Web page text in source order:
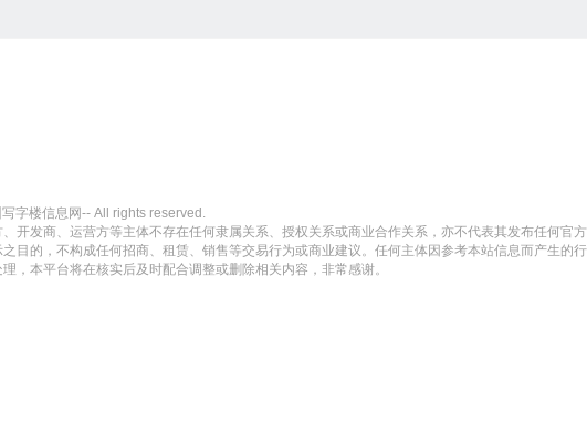
字楼信息网-- All rights reserved.
发商、运营方等主体不存在任何隶属关系、授权关系或商业合作关系，亦不代表其发布任何官方
目的，不构成任何招商、租赁、销售等交易行为或商业建议。任何主体因参考本站信息而产生的行
，本平台将在核实后及时配合调整或删除相关内容，非常感谢。